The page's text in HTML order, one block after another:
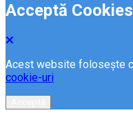
Acceptă Cookies
Acest website folosește
cookie-uri